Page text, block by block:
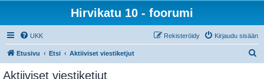
Hirvikatu 10 - foorumi
UKK Kirjaudu sisään
Rekisteröidy
Etusivu Etsi Aktiiviset viestiketjut
Aktiiviset viestiketjut